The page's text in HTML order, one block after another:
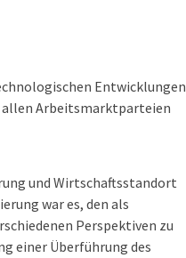
Entwicklungen
allen Arbeitsmarktparteien
und Wirtschaftsstandort
war es, den als
Perspektiven zu
einer Überführung des